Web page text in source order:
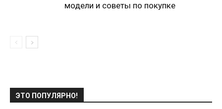
модели и советы по покупке
ЭТО ПОПУЛЯРНО!